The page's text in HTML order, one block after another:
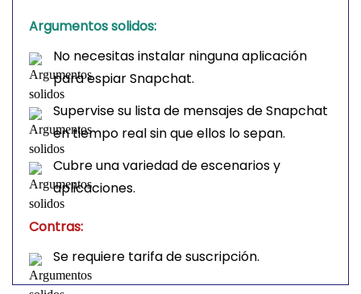
Argumentos solidos:
No necesitas instalar ninguna aplicación
para espiar Snapchat.
Supervise su lista de mensajes de Snapchat
en tiempo real sin que ellos lo sepan.
Cubre una variedad de escenarios y
aplicaciones.
Contras:
Se requiere tarifa de suscripción.